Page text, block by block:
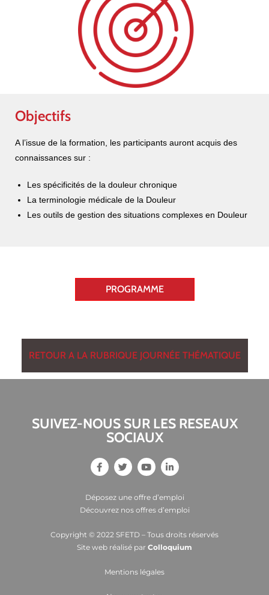
Objectifs
A l’issue de la formation, les participants auront acquis des
connaissances sur :
Les spécificités de la douleur chronique
La terminologie médicale de la Douleur
Les outils de gestion des situations complexes en Douleur
PROGRAMME
RETOUR A LA RUBRIQUE JOURNÉE THÉMATIQUE
SUIVEZ-NOUS SUR LES RESEAUX
SOCIAUX
Déposez une offre d’emploi
Découvrez nos offres d’emploi
Copyright © 2022 SFETD – Tous droits réservés
Site web réalisé par Colloquium
Mentions légales